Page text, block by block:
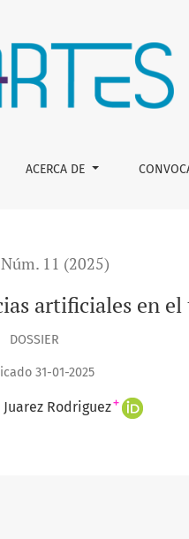
y artesanal
ACERCA DE
11 (2025)
artificiales en
DOSSIER
31-01-2025
Rodriguez+